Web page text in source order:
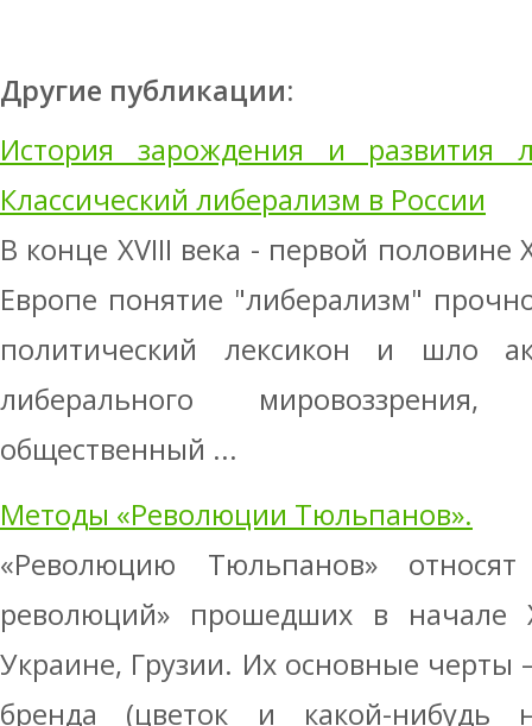
Другие публикации:
История зарождения и развития
Классический либерализм в России
В конце XVIII века - первой половине
Европе понятие "либерализм"
политический лексикон и шло
либерального
общественный ...
Методы «Революции Тюльпанов».
«Революцию Тюльпанов»
революций» прошедших в начале
Украине, Грузии. Их основные черты
бренда (цветок и какой-нибудь